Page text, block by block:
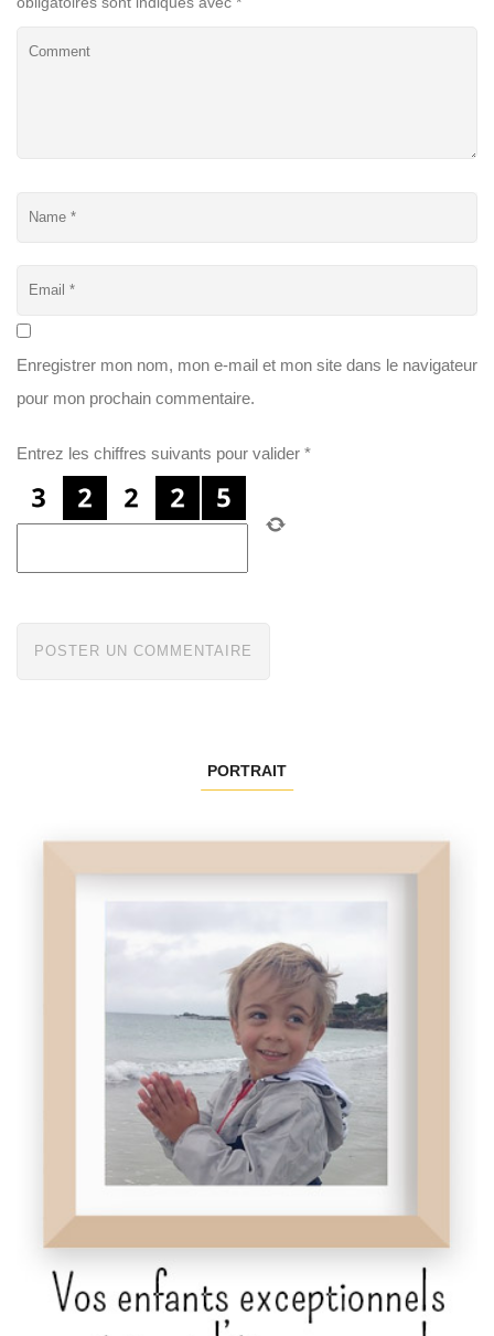
Enregistrer mon nom, mon e-mail et mon site dans le navigateur
pour mon prochain commentaire.
Entrez les chiffres suivants pour valider *
PORTRAIT